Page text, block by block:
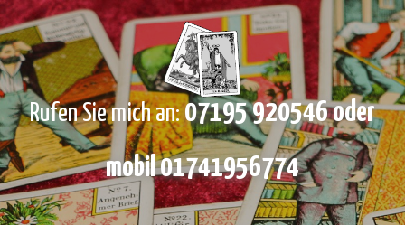
Rufen Sie mich an:07195 920546 oder
mobil 01741956774